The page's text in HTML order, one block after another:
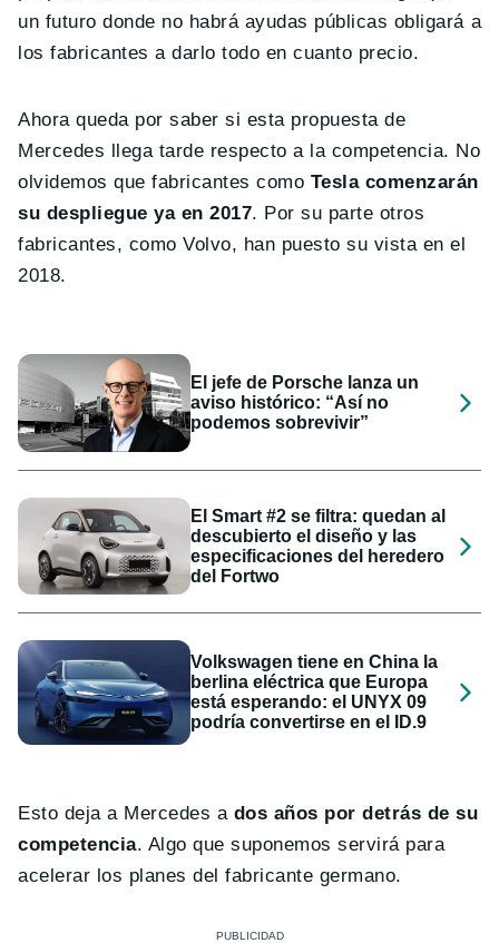
un futuro donde no habrá ayudas públicas obligará a
los fabricantes a darlo todo en cuanto precio.
Ahora queda por saber si esta propuesta de
Mercedes llega tarde respecto a la competencia. No
olvidemos que fabricantes como Tesla comenzarán
su despliegue ya en 2017. Por su parte otros
fabricantes, como Volvo, han puesto su vista en el
2018.
El jefe de Porsche lanza un
aviso histórico: “Así no
podemos sobrevivir”
El Smart #2 se filtra: quedan al
descubierto el diseño y las
especificaciones del heredero
del Fortwo
Volkswagen tiene en China la
berlina eléctrica que Europa
está esperando: el UNYX 09
podría convertirse en el ID.9
Esto deja a Mercedes a dos años por detrás de su
competencia. Algo que suponemos servirá para
acelerar los planes del fabricante germano.